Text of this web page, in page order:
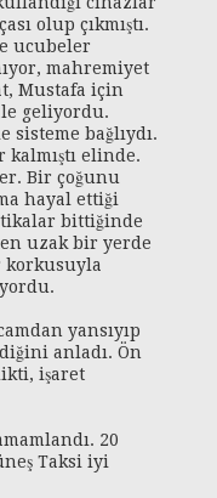
olup çıkmıştı.
ucubeler
mahremiyet
Mustafa için
geliyordu.
sisteme bağlıydı.
elinde.
Bir çoğunu
hayal ettiği
bittiğinde
uzak bir yerde
korkusuyla
yansıyıp
anladı. Ön
işaret
20
Taksi iyi